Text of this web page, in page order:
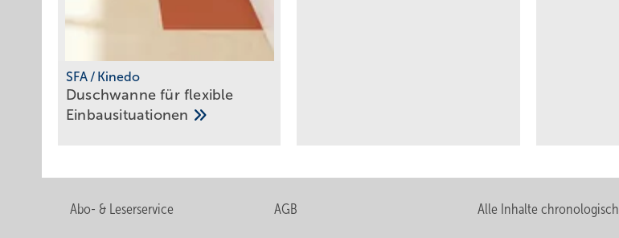
SFA / Kinedo
Duschwanne für flexible
Einbausituationen
Abo- & Leserservice AGB Alle Inhalte chronologisch